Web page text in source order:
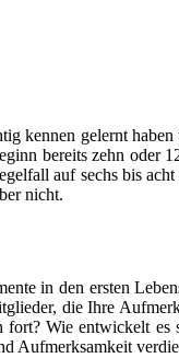
kennen gelernt
bereits zehn oder
auf sechs bis
nicht.
in den ersten
die Ihre
Wie entwickelt es
Aufmerksamkeit